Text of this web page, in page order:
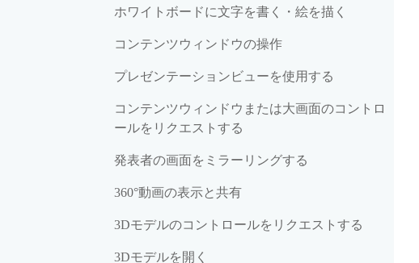
ホワイトボードに文字を書く・絵を描く
コンテンツウィンドウの操作
プレゼンテーションビューを使用する
コンテンツウィンドウまたは大画面のコントロ
ールをリクエストする
発表者の画面をミラーリングする
360°動画の表示と共有
3Dモデルのコントロールをリクエストする
3Dモデルを開く